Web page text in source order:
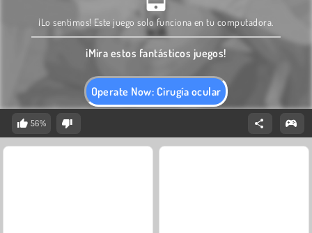
Operate Now: Cirugía ocular
¡Lo sentimos! Este juego solo funciona en tu computadora.
¡Mira estos fantásticos juegos!
56%